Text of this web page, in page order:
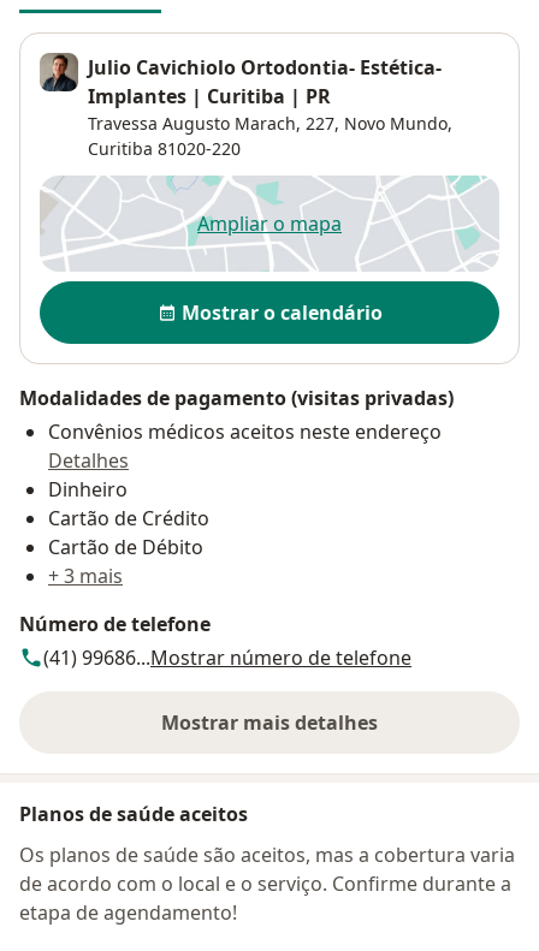
Julio Cavichiolo Ortodontia- Estética-
Implantes | Curitiba | PR
Travessa Augusto Marach, 227, Novo Mundo,
Curitiba 81020-220
Ampliar o mapaabre num novo separador
Disponibilidade
Mostrar o calendário
Modalidades de pagamento (visitas privadas)
Convênios médicos aceitos neste endereço
Detalhes
Dinheiro
Cartão de Crédito
Cartão de Débito
+ 3 mais
Número de telefone
(41) 99686...Mostrar número de telefone
Mostrar mais detalhes
sobre o endereço
Planos de saúde aceitos
Os planos de saúde são aceitos, mas a cobertura varia
de acordo com o local e o serviço. Confirme durante a
etapa de agendamento!